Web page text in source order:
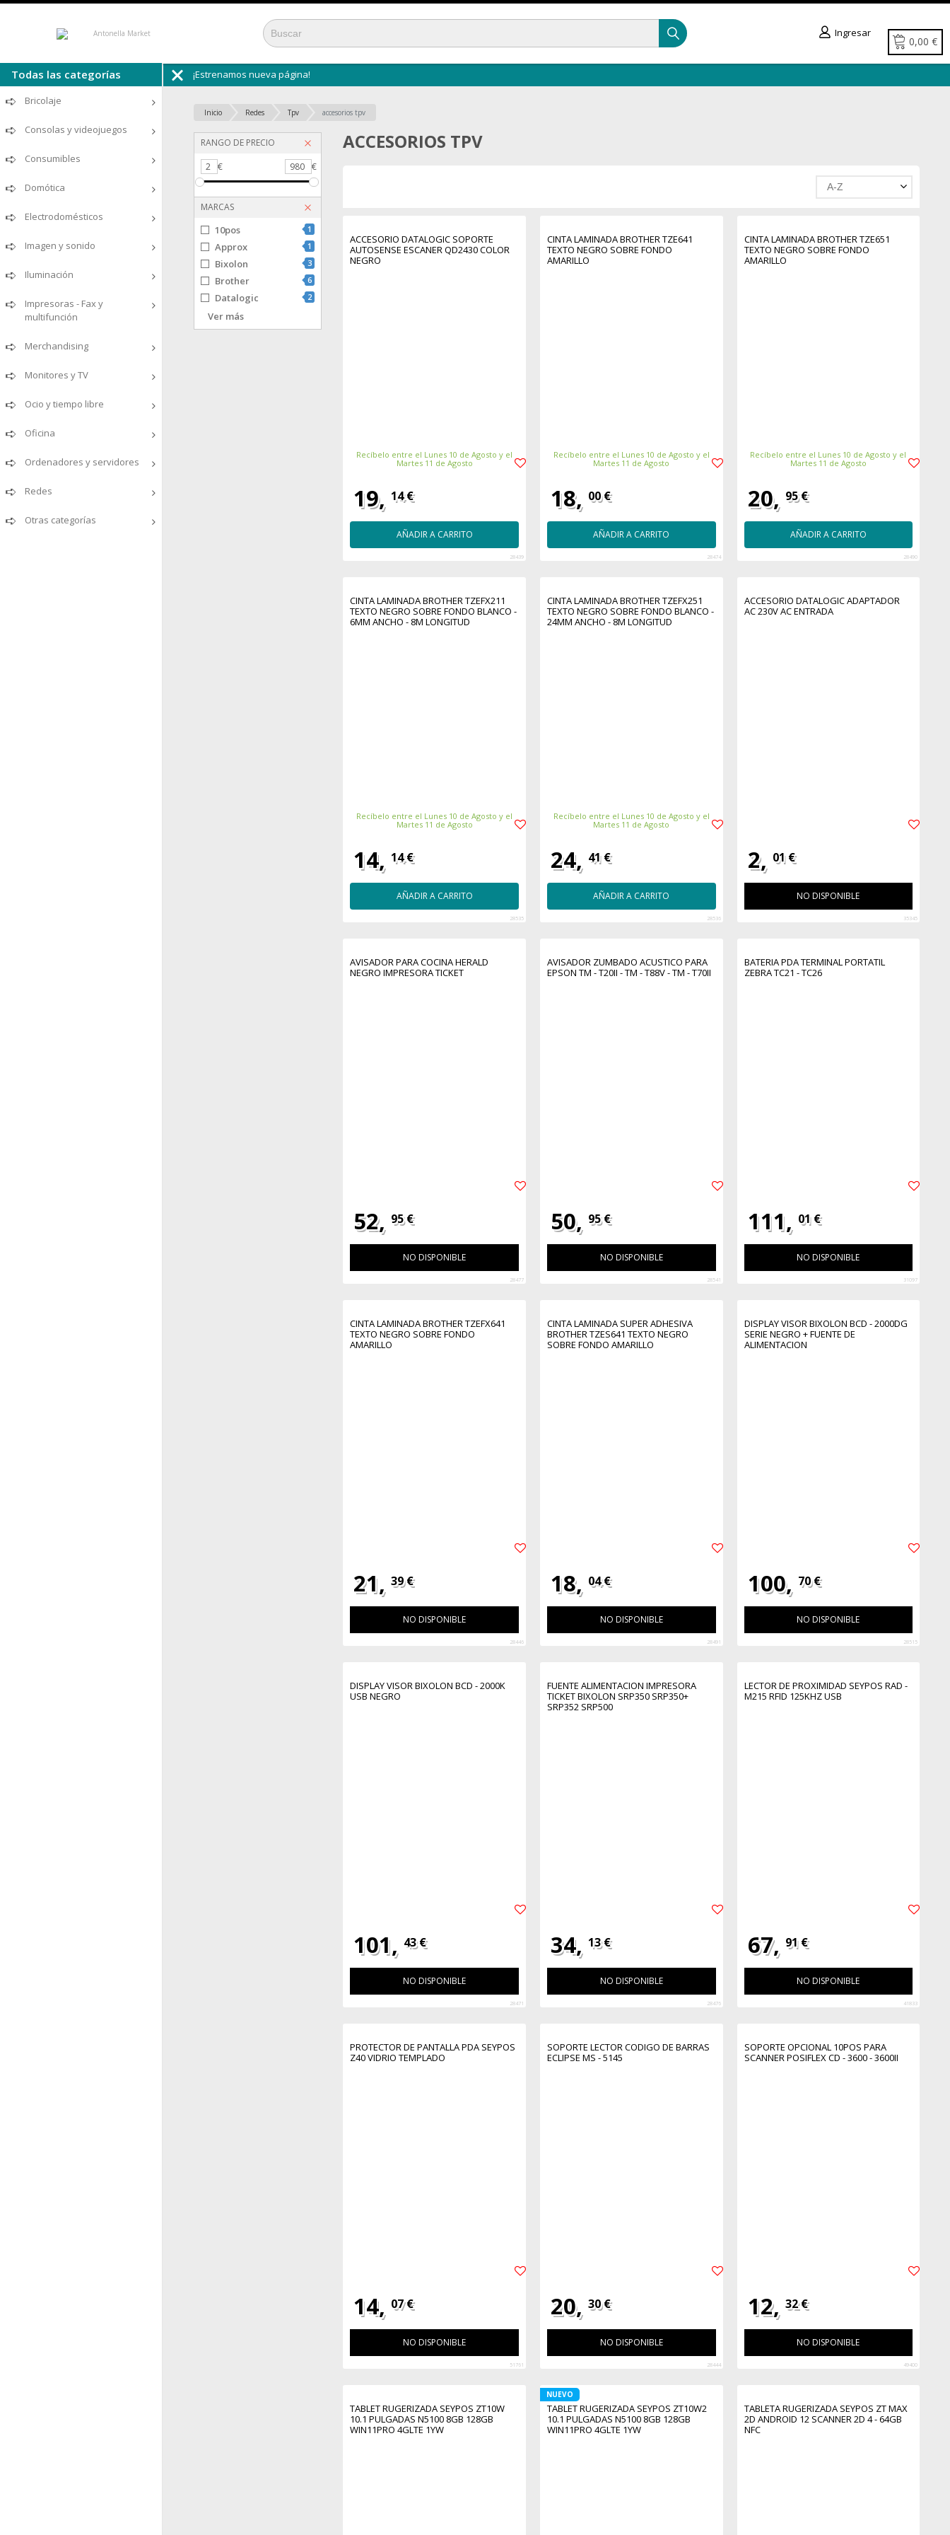
Todas las secciones
Bricolaje
Consolas y videojuegos
Consumibles
Domótica
Electrodomésticos
Imagen y sonido
Iluminación
Impresoras - Fax y
multifunción
Merchandising
Monitores y TV
Ocio y tiempo libre
Oficina
Ordenadores y servidores
Redes
Otras categorías
0,00 €
Ingresar
¡Estrenamos nueva página!
Inicio Redes Tpv accesorios tpv
RANGO DE PRECIO
2 € 980 €
MARCAS
10pos 1
Approx 1
Bixolon 3
Brother 6
Datalogic 2
Epson
Metrologic - honeywe 1
Ver más
ACCESORIOS TPV
A-Z
ACCESORIO DATALOGIC SOPORTE
AUTOSENSE ESCANER QD2430 COLOR
NEGRO
Recíbelo entre el Lunes 10 de Agosto y el
Martes 11 de Agosto
19, 14 €
AÑADIR A CARRITO
28439
CINTA LAMINADA BROTHER TZE641
TEXTO NEGRO SOBRE FONDO
AMARILLO
Recíbelo entre el Lunes 10 de Agosto y el
Martes 11 de Agosto
18, 00 €
AÑADIR A CARRITO
28474
CINTA LAMINADA BROTHER TZE651
TEXTO NEGRO SOBRE FONDO
AMARILLO
Recíbelo entre el Lunes 10 de Agosto y el
Martes 11 de Agosto
20, 95 €
AÑADIR A CARRITO
28490
CINTA LAMINADA BROTHER TZEFX211
TEXTO NEGRO SOBRE FONDO BLANCO -
6MM ANCHO - 8M LONGITUD
Recíbelo entre el Lunes 10 de Agosto y el
Martes 11 de Agosto
14, 14 €
AÑADIR A CARRITO
28535
CINTA LAMINADA BROTHER TZEFX251
TEXTO NEGRO SOBRE FONDO BLANCO -
24MM ANCHO - 8M LONGITUD
Recíbelo entre el Lunes 10 de Agosto y el
Martes 11 de Agosto
24, 41 €
AÑADIR A CARRITO
28536
ACCESORIO DATALOGIC ADAPTADOR
AC 230V AC ENTRADA
2, 01 €
NO DISPONIBLE
35345
AVISADOR PARA COCINA HERALD
NEGRO IMPRESORA TICKET
52, 95 €
NO DISPONIBLE
28477
AVISADOR ZUMBADO ACUSTICO PARA
EPSON TM - T20II - TM - T88V - TM - T70II
50, 95 €
NO DISPONIBLE
28541
BATERIA PDA TERMINAL PORTATIL
ZEBRA TC21 - TC26
111, 01 €
NO DISPONIBLE
31097
CINTA LAMINADA BROTHER TZEFX641
TEXTO NEGRO SOBRE FONDO
AMARILLO
21,39 €
NO DISPONIBLE
28446
CINTA LAMINADA SUPER ADHESIVA
BROTHER TZES641 TEXTO NEGRO
SOBRE FONDO AMARILLO
18, 04 €
NO DISPONIBLE
28491
DISPLAY VISOR BIXOLON BCD - 2000DG
SERIE NEGRO + FUENTE DE
ALIMENTACION
100, 70 €
NO DISPONIBLE
28515
DISPLAY VISOR BIXOLON BCD - 2000K
USB NEGRO
101, 43 €
NO DISPONIBLE
28471
FUENTE ALIMENTACION IMPRESORA
TICKET BIXOLON SRP350 SRP350+
SRP352 SRP500
34, 13 €
NO DISPONIBLE
28476
LECTOR DE PROXIMIDAD SEYPOS RAD -
M215 RFID 125KHZ USB
67, 91 €
NO DISPONIBLE
41833
PROTECTOR DE PANTALLA PDA SEYPOS
Z40 VIDRIO TEMPLADO
14, 07 €
NO DISPONIBLE
51761
SOPORTE LECTOR CODIGO DE BARRAS
ECLIPSE MS - 5145
20, 30 €
NO DISPONIBLE
28444
SOPORTE OPCIONAL 10POS PARA
SCANNER POSIFLEX CD - 3600 - 3600II
12, 32 €
NO DISPONIBLE
49400
TABLET RUGERIZADA SEYPOS ZT10W
10.1 PULGADAS N5100 8GB 128GB
WIN11PRO 4GLTE 1YW
TABLET RUGERIZADA SEYPOS ZT10W2
10.1 PULGADAS N5100 8GB 128GB
WIN11PRO 4GLTE 1YW
NUEVO
TABLETA RUGERIZADA SEYPOS ZT MAX
2D ANDROID 12 SCANNER 2D 4 - 64GB
NFC